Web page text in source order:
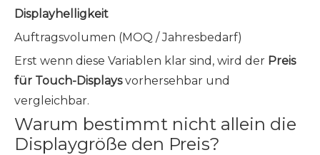
Displayhelligkeit
Auftragsvolumen (MOQ / Jahresbedarf)
Erst wenn diese Variablen klar sind, wird der Preis
für Touch-Displaysvorhersehbar und
vergleichbar.
Warum bestimmt nicht allein die
Displaygröße den Preis?